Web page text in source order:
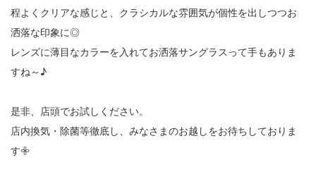
程よくクリアな感じと、クラシカルな雰囲気が個性を出しつつお
洒落な印象に◎
レンズに薄目なカラーを入れてお洒落サングラスって手もありま
すね～♪
是非、店頭でお試しください。
店内換気・除菌等徹底し、みなさまのお越しをお待ちしておりま
す𖧷